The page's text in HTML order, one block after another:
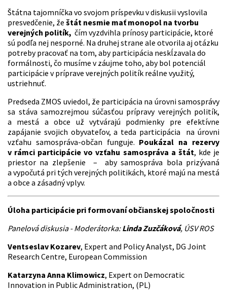
Štátna tajomníčka vo svojom príspevku v diskusii vyslovila
presvedčenie, že štát nesmie mať monopol na tvorbu
verejných politík, čím vyzdvihla prínosy participácie, ktoré
sú podľa nej nesporné. Na druhej strane ale otvorila aj otázku
potreby pracovať na tom, aby participácia neskĺzavala do
formálnosti, čo musíme v záujme toho, aby bol potenciál
participácie v príprave verejných politík reálne využitý,
ustriehnuť.
Predseda ZMOS uviedol, že participácia na úrovni samosprávy
sa stáva samozrejmou súčasťou prípravy verejných politík,
a mestá a obce už vytvárajú podmienky pre efektívne
zapájanie svojich obyvateľov, a teda participácia na úrovni
vzťahu samospráva-občan funguje. Poukázal na rezervy
v rámci participácie vo vzťahu samospráva a štát, kde je
priestor na zlepšenie – aby samospráva bola prizývaná
a vypočutá pri tých verejných politikách, ktoré majú na mestá
a obce a zásadný vplyv.
Úloha participácie pri formovaní občianskej spoločnosti
Panelová diskusia - Moderátorka:Linda Zuzčáková, ÚSV ROS
Ventseslav Kozarev, Expert and Policy Analyst, DG Joint
Research Centre, European Commission
Katarzyna Anna Klimowicz, Expert on Democratic
Innovation in Public Administration, (PL)